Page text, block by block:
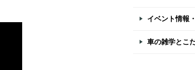
イベント情報
車の雑学とこ